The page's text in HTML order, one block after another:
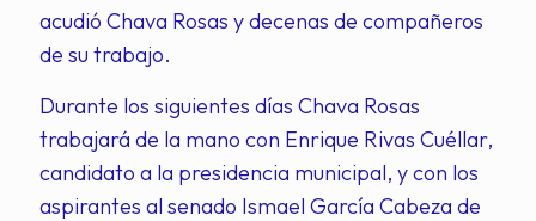
acudió Chava Rosas y decenas de compañeros
de su trabajo.
Durante los siguientes días Chava Rosas
trabajará de la mano con Enrique Rivas Cuéllar,
candidato a la presidencia municipal, y con los
aspirantes al senado Ismael García Cabeza de